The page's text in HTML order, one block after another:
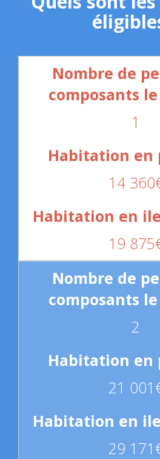
1
14
19
2
21
29